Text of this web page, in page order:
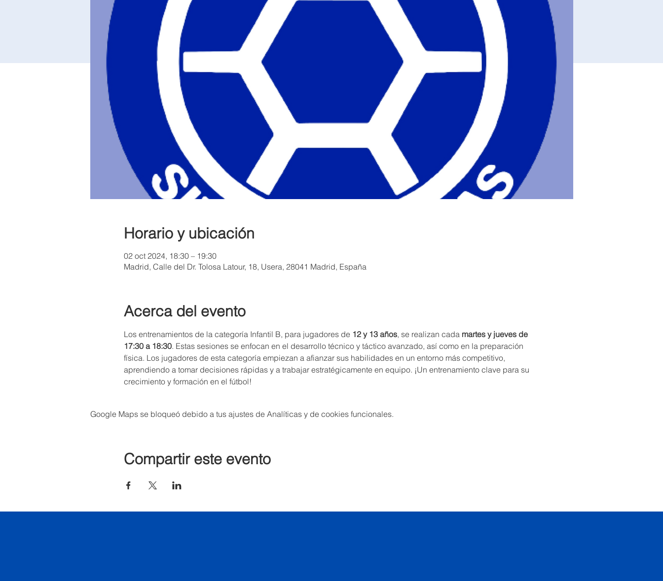
Horario y ubicación
02 oct 2024, 18:30 – 19:30
Madrid, Calle del Dr. Tolosa Latour, 18, Usera, 28041 Madrid, España
Acerca del evento
Los entrenamientos de la categoría Infantil B, para jugadores de 12 y 13 años, se realizan cada martes y jueves de
17:30 a 18:30. Estas sesiones se enfocan en el desarrollo técnico y táctico avanzado, así como en la preparación
física. Los jugadores de esta categoría empiezan a afianzar sus habilidades en un entorno más competitivo,
aprendiendo a tomar decisiones rápidas y a trabajar estratégicamente en equipo. ¡Un entrenamiento clave para su
crecimiento y formación en el fútbol!
Google Maps se bloqueó debido a tus ajustes de Analíticas y de cookies funcionales.
Compartir este evento